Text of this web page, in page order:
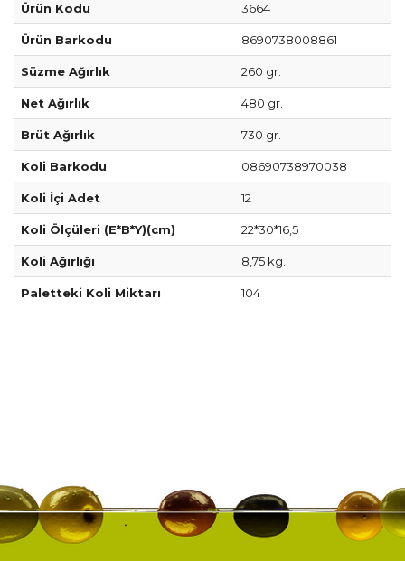
Ürün Kodu 3664
Ürün Barkodu 8690738008861
Süzme Ağırlık 260 gr.
Net Ağırlık 480 gr.
Brüt Ağırlık 730 gr.
Koli Barkodu 08690738970038
Koli İçi Adet 12
Koli Ölçüleri (E*B*Y)(cm) 22*30*16,5
Koli Ağırlığı 8,75 kg.
Paletteki Koli Miktarı 104